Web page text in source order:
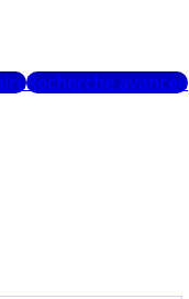
Recherche avancée